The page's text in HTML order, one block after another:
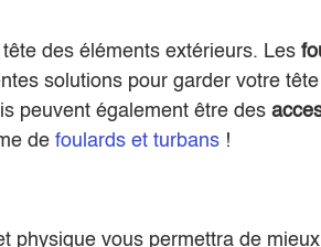
des éléments extérieurs. Les
solutions pour garder votre
peuvent également être des
de foulards et turbans !
physique vous permettra de